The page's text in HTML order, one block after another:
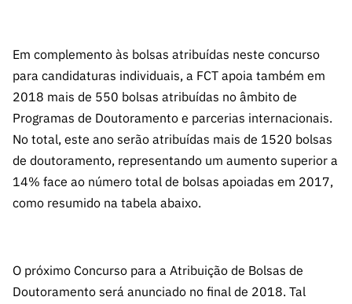
Em complemento às bolsas atribuídas neste concurso
para candidaturas individuais, a FCT apoia também em
2018 mais de 550 bolsas atribuídas no âmbito de
Programas de Doutoramento e parcerias internacionais.
No total, este ano serão atribuídas mais de 1520 bolsas
de doutoramento, representando um aumento superior a
14% face ao número total de bolsas apoiadas em 2017,
como resumido na tabela abaixo.
O próximo Concurso para a Atribuição de Bolsas de
Doutoramento será anunciado no final de 2018. Tal